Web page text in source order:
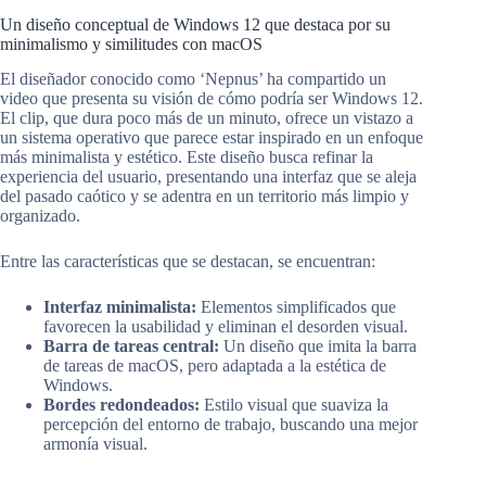
Un diseño conceptual de Windows 12 que destaca por su
minimalismo y similitudes con macOS
El diseñador conocido como ‘Nepnus’ ha compartido un
video que presenta su visión de cómo podría ser Windows 12.
El clip, que dura poco más de un minuto, ofrece un vistazo a
un sistema operativo que parece estar inspirado en un enfoque
más minimalista y estético. Este diseño busca refinar la
experiencia del usuario, presentando una interfaz que se aleja
del pasado caótico y se adentra en un territorio más limpio y
organizado.
Entre las características que se destacan, se encuentran:
Interfaz minimalista: Elementos simplificados que
favorecen la usabilidad y eliminan el desorden visual.
Barra de tareas central: Un diseño que imita la barra
de tareas de macOS, pero adaptada a la estética de
Windows.
Bordes redondeados: Estilo visual que suaviza la
percepción del entorno de trabajo, buscando una mejor
armonía visual.